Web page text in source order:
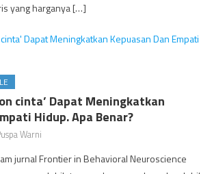
yang harganya […]
cinta’ Dapat Meningkatkan
Hidup. Apa Benar?
Warni
jurnal Frontier in Behavioral Neuroscience